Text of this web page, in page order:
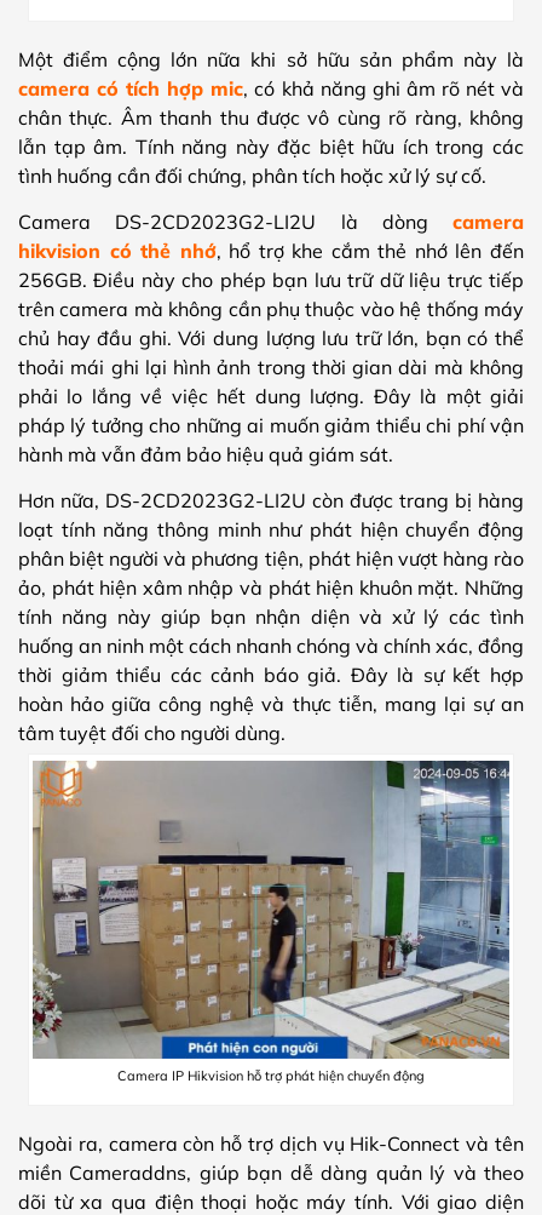
Một điểm cộng lớn nữa khi sở hữu sản phẩm này là
camera có tích hợp mic, có khả năng ghi âm rõ nét và
chân thực. Âm thanh thu được vô cùng rõ ràng, không
lẫn tạp âm. Tính năng này đặc biệt hữu ích trong các
tình huống cần đối chứng, phân tích hoặc xử lý sự cố.
Camera DS-2CD2023G2-LI2U là dòng camera
hikvision có thẻ nhớ, hổ trợ khe cắm thẻ nhớ lên đến
256GB. Điều này cho phép bạn lưu trữ dữ liệu trực tiếp
trên camera mà không cần phụ thuộc vào hệ thống máy
chủ hay đầu ghi. Với dung lượng lưu trữ lớn, bạn có thể
thoải mái ghi lại hình ảnh trong thời gian dài mà không
phải lo lắng về việc hết dung lượng. Đây là một giải
pháp lý tưởng cho những ai muốn giảm thiểu chi phí vận
hành mà vẫn đảm bảo hiệu quả giám sát.
Hơn nữa, DS-2CD2023G2-LI2U còn được trang bị hàng
loạt tính năng thông minh như phát hiện chuyển động
phân biệt người và phương tiện, phát hiện vượt hàng rào
ảo, phát hiện xâm nhập và phát hiện khuôn mặt. Những
tính năng này giúp bạn nhận diện và xử lý các tình
huống an ninh một cách nhanh chóng và chính xác, đồng
thời giảm thiểu các cảnh báo giả. Đây là sự kết hợp
hoàn hảo giữa công nghệ và thực tiễn, mang lại sự an
tâm tuyệt đối cho người dùng.
Camera IP Hikvision hỗ trợ phát hiện chuyển động
Ngoài ra, camera còn hỗ trợ dịch vụ Hik-Connect và tên
miền Cameraddns, giúp bạn dễ dàng quản lý và theo
dõi từ xa qua điện thoại hoặc máy tính. Với giao diện